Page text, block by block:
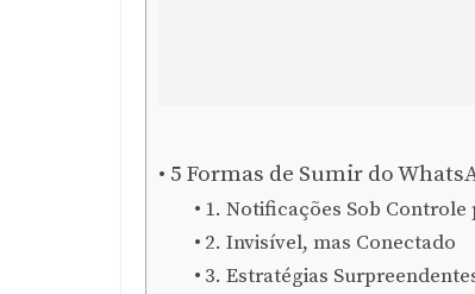
5 Formas de Sumir do
1. Notificações Sob
2. Invisível, mas Conectado
3. Estratégias